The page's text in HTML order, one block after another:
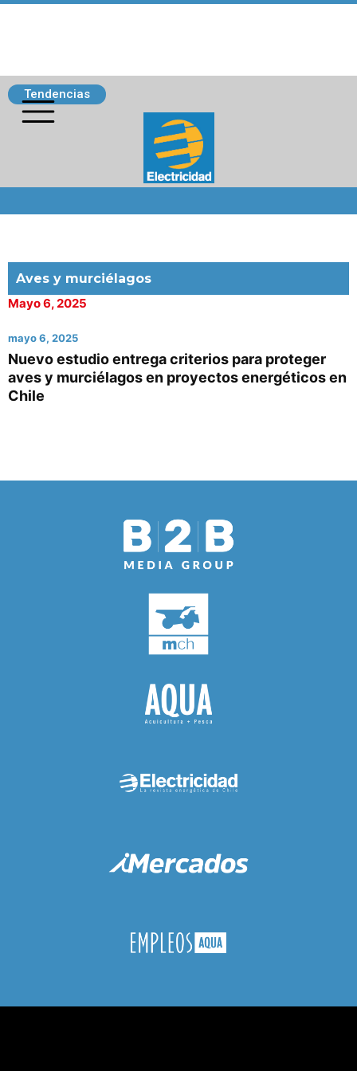
Tendencias
Aves y murciélagos
Mayo 6, 2025
mayo 6, 2025
Nuevo estudio entrega criterios para proteger
aves y murciélagos en proyectos energéticos en
Chile